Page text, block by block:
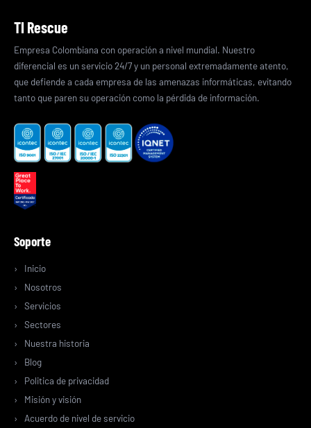
TI Rescue
Empresa Colombiana con operación a nivel mundial. Nuestro
diferencial es un servicio 24/7 y un personal extremadamente atento,
que defiende a cada empresa de las amenazas informáticas, evitando
tanto que paren su operación como la pérdida de información.
Soporte
Inicio
Nosotros
Servicios
Sectores
Nuestra historia
Blog
Politica de privacidad
Misión y visión
Acuerdo de nivel de servicio